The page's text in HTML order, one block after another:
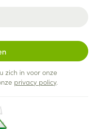
zich in voor onze
privacy policy.